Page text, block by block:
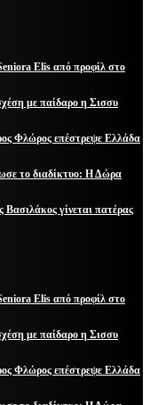
Elis από προφίλ στο
με παίδαρο η Σισσυ
Φλώρος επέστρεψε Ελλάδα
το διαδίκτυο: Η Δώρα
γίνεται πατέρας
Elis από προφίλ στο
με παίδαρο η Σισσυ
Φλώρος επέστρεψε Ελλάδα